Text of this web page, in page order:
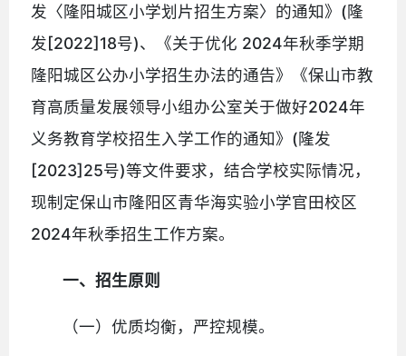
发〈隆阳城区小学划片招生方案〉的通知》(隆
发[2022]18号)、《关于优化 2024年秋季学期
隆阳城区公办小学招生办法的通告》《保山市教
育高质量发展领导小组办公室关于做好2024年
义务教育学校招生入学工作的通知》(隆发
[2023]25号)等文件要求，结合学校实际情况，
现制定保山市隆阳区青华海实验小学官田校区
2024年秋季招生工作方案。
一、招生原则
（一）优质均衡，严控规模。